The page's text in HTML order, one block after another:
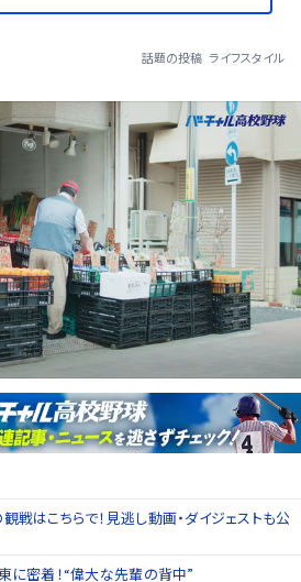
話題の投稿 ライフスタイル
戦はこちらで！見逃し動画・ダイジェストも公
に密着！“偉大な先輩の背中”